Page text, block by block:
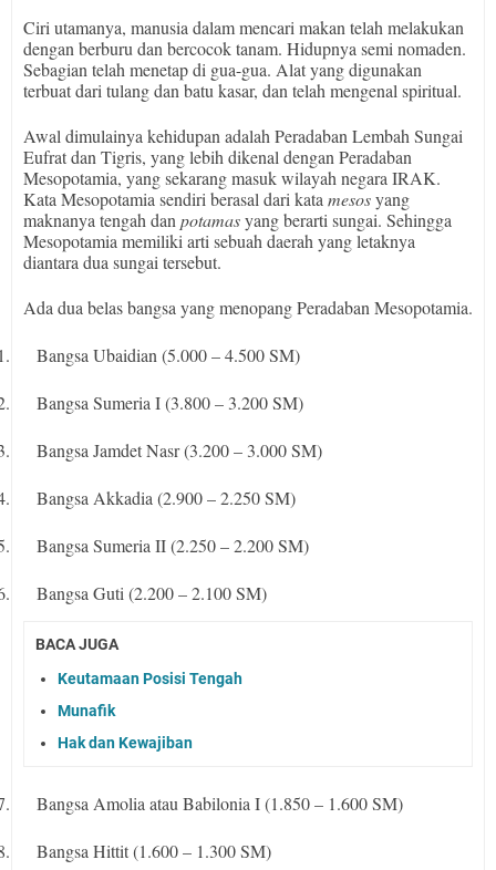
Ciri utamanya, manusia dalam mencari makan telah melakukan
dengan berburu dan bercocok tanam. Hidupnya semi nomaden.
Sebagian telah menetap di gua-gua. Alat yang digunakan
terbuat dari tulang dan batu kasar, dan telah mengenal spiritual.
Awal dimulainya kehidupan adalah Peradaban Lembah Sungai
Eufrat dan Tigris, yang lebih dikenal dengan Peradaban
Mesopotamia, yang sekarang masuk wilayah negara IRAK.
Kata Mesopotamia sendiri berasal dari kata mesosyang
maknanya tengah dan potamasyang berarti sungai. Sehingga
Mesopotamia memiliki arti sebuah daerah yang letaknya
diantara dua sungai tersebut.
Ada dua belas bangsa yang menopang Peradaban Mesopotamia.
Bangsa Ubaidian (5.000 – 4.500 SM)
Bangsa Sumeria I (3.800 – 3.200 SM)
Bangsa Jamdet Nasr (3.200 – 3.000 SM)
Bangsa Akkadia (2.900 – 2.250 SM)
Bangsa Sumeria II (2.250 – 2.200 SM)
Bangsa Guti (2.200 – 2.100 SM)
BACA JUGA
Keutamaan Posisi Tengah
Munafik
Hak dan Kewajiban
Bangsa Amolia atau Babilonia I (1.850 – 1.600 SM)
Bangsa Hittit (1.600 – 1.300 SM)